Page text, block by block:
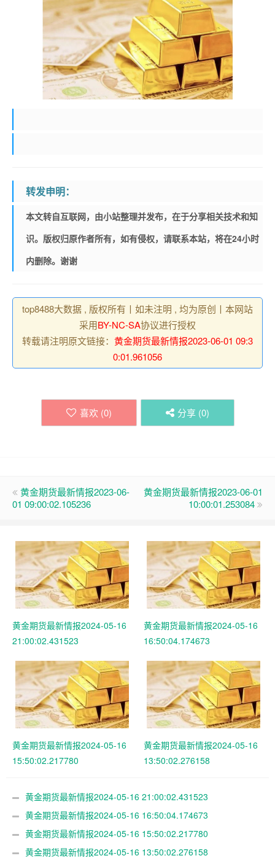
转发申明：
本文转自互联网，由小站整理并发布，在于分享相关技术和知
识。版权归原作者所有，如有侵权，请联系本站，将在24小时
内删除。谢谢
top8488大数据 , 版权所有丨如未注明 , 均为原创丨本网站
采用BY-NC-SA协议进行授权
转载请注明原文链接： 黄金期货最新情报2023-06-01 09:3
0:01.961056
喜欢 (0) 分享 (0)
黄金期货最新情报2023-06-
01 09:00:02.105236
黄金期货最新情报2023-06-01
10:00:01.253084
黄金期货最新情报2024-05-16
21:00:02.431523
黄金期货最新情报2024-05-16
16:50:04.174673
黄金期货最新情报2024-05-16
15:50:02.217780
黄金期货最新情报2024-05-16
13:50:02.276158
黄金期货最新情报2024-05-16 21:00:02.431523
黄金期货最新情报2024-05-16 16:50:04.174673
黄金期货最新情报2024-05-16 15:50:02.217780
黄金期货最新情报2024-05-16 13:50:02.276158